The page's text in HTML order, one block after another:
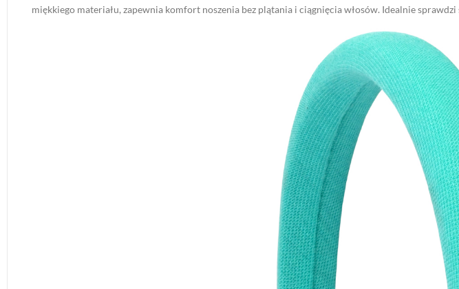
miękkiego materiału, zapewnia komfort noszenia bez plątania i ciągnięcia włosów. Idealnie